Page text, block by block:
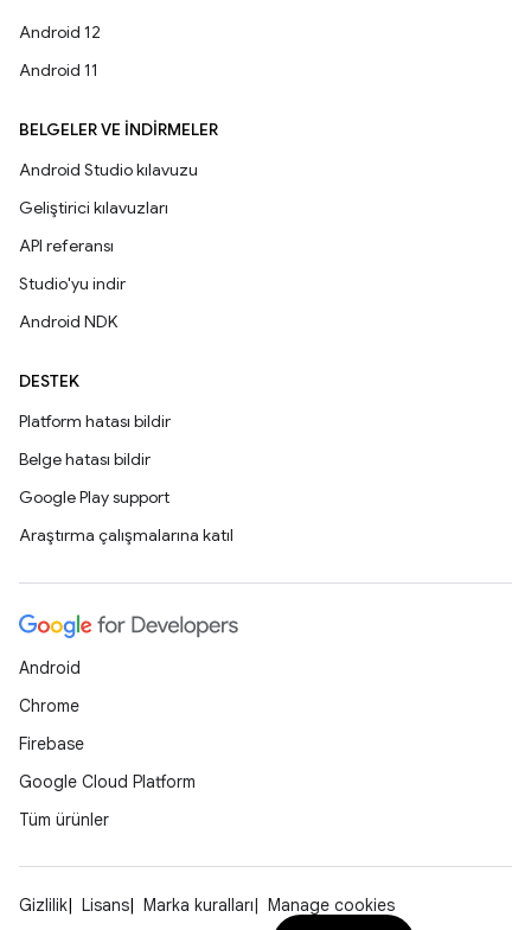
Android 12
Android 11
BELGELER VE İNDIRMELER
Android Studio kılavuzu
Geliştirici kılavuzları
API referansı
Studio'yu indir
Android NDK
DESTEK
Platform hatası bildir
Belge hatası bildir
Google Play support
Araştırma çalışmalarına katıl
Android
Chrome
Firebase
Google Cloud Platform
Tüm ürünler
Gizlilik Lisans Marka kuralları
Manage cookies